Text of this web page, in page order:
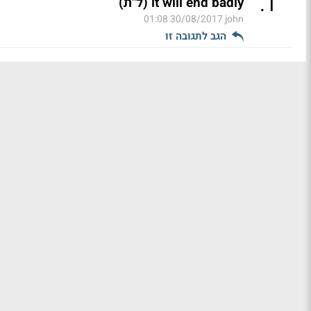
john
30/08/2017 01:08
הגב לתגובה זו